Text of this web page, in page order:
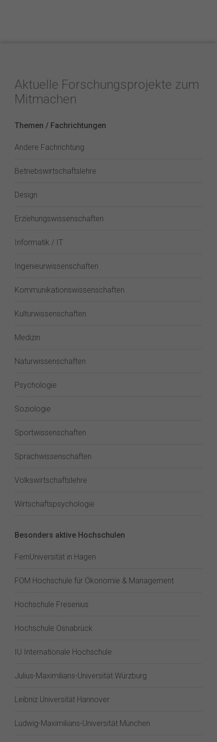
Aktuelle Forschungsprojekte zum
Mitmachen
Themen / Fachrichtungen
Andere Fachrichtung
Betriebswirtschaftslehre
Design
Erziehungswissenschaften
Informatik / IT
Ingenieurwissenschaften
Kommunikationswissenschaften
Kulturwissenschaften
Medizin
Naturwissenschaften
Psychologie
Soziologie
Sportwissenschaften
Sprachwissenschaften
Volkswirtschaftslehre
Wirtschaftspsychologie
Besonders aktive Hochschulen
FernUniversität in Hagen
FOM Hochschule für Ökonomie & Management
Hochschule Fresenius
Hochschule Osnabrück
IU Internationale Hochschule
Julius-Maximilians-Universität Würzburg
Leibniz Universität Hannover
Ludwig-Maximilians-Universität München